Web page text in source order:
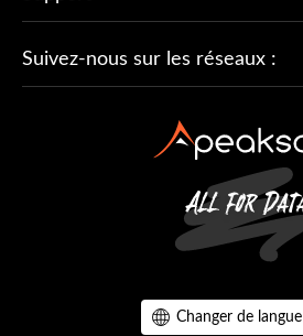
Suivez-nous sur les réseaux :
Changer de langue